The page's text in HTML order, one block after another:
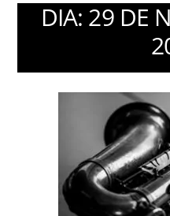
DIA: 29 DE